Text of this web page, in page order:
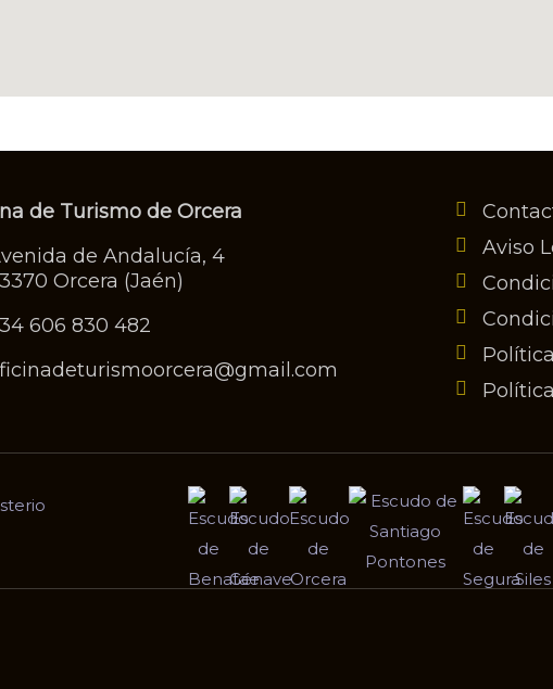
de Turismo de Orcera
de Andalucía, 4
Orcera (Jaén)
606 830 482
Aviso